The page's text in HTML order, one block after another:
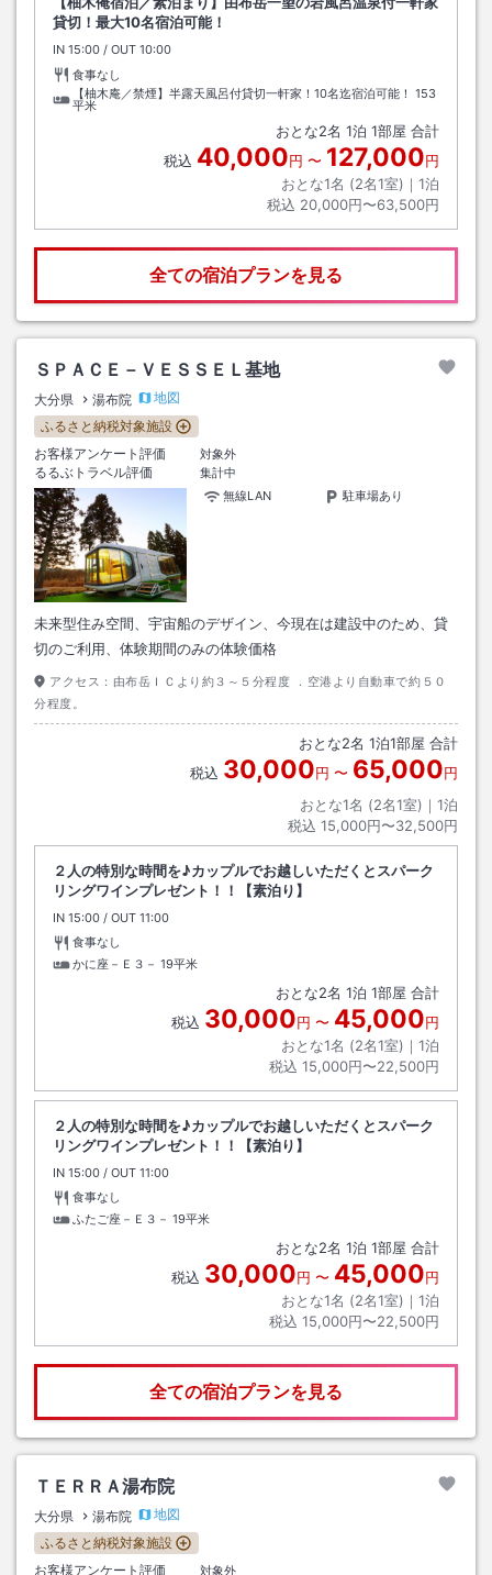
貸切！最大10名宿泊可能！
IN チェックイン
15:00 / OUT チェックアウト
10:00
食事なし
【柚木庵／禁煙】半露天風呂付貸切一軒家！10名迄宿泊可能！ 153
平米
おとな2名 1泊 1部屋 合計
税込 40,000円 〜 127,000円
おとな1名 (2名1室)｜ 1泊
税込 20,000円〜63,500円
全ての宿泊プランを見る
ＳＰＡＣＥ－ＶＥＳＳＥＬ基地
大分県 湯布院
地図
ふるさと納税対象施設
お客様アンケート評価
対象外
るるぶトラベル評価
集計中
無線LAN
駐車場あり
未来型住み空間、宇宙船のデザイン、今現在は建設中のため、貸
切のご利用、体験期間のみの体験価格
アクセス： 由布岳ＩＣより約３～５分程度 ．空港より自動車で約５０
分程度。
おとな2名 1泊1部屋 合計
税込 30,000円 〜 65,000円
おとな1名 (2名1室)｜ 1泊
税込 15,000円〜32,500円
２人の特別な時間を♪カップルでお越しいただくとスパーク
リングワインプレゼント！！【素泊り】
IN チェックイン
15:00 / OUT チェックアウト
11:00
食事なし
かに座－Ｅ３－ 19平米
おとな2名 1泊 1部屋 合計
税込 30,000円 〜 45,000円
おとな1名 (2名1室)｜ 1泊
税込 15,000円〜22,500円
２人の特別な時間を♪カップルでお越しいただくとスパーク
リングワインプレゼント！！【素泊り】
IN チェックイン
15:00 / OUT チェックアウト
11:00
食事なし
ふたご座－Ｅ３－ 19平米
おとな2名 1泊 1部屋 合計
税込 30,000円 〜 45,000円
おとな1名 (2名1室)｜ 1泊
税込 15,000円〜22,500円
全ての宿泊プランを見る
ＴＥＲＲＡ湯布院
大分県 湯布院
地図
ふるさと納税対象施設
お客様アンケート評価
対象外